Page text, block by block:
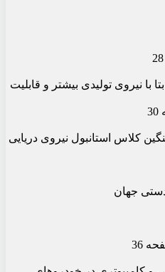
با نیروی تولیدی بیشتر و قابلیت
کلاس استانبول نیروی دریایی
36